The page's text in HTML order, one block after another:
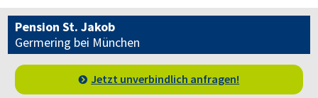
Pension St. Jakob
Germering bei München
Jetzt unverbindlich anfragen!